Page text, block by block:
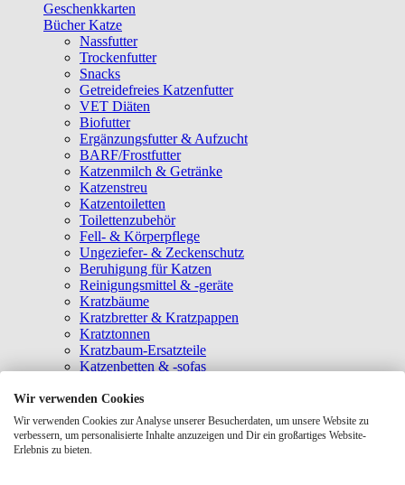
Geschenkkarten
Bücher Katze
Nassfutter
Trockenfutter
Snacks
Getreidefreies Katzenfutter
VET Diäten
Biofutter
Ergänzungsfutter & Aufzucht
BARF/Frostfutter
Katzenmilch & Getränke
Katzenstreu
Katzentoiletten
Toilettenzubehör
Fell- & Körperpflege
Ungeziefer- & Zeckenschutz
Beruhigung für Katzen
Reinigungsmittel & -geräte
Kratzbäume
Kratzbretter & Kratzpappen
Kratztonnen
Kratzbaum-Ersatzteile
Katzenbetten & -sofas
Katzenhäuser
Hängematten & Fensterliegeplätze
Katzendecken & -matten
Baldrian- & Catnipspielzeug
Wir verwenden Cookies
Wir verwenden Cookies zur Analyse unserer Besucherdaten, um unsere Website zu
verbessern, um personalisierte Inhalte anzuzeigen und Dir ein großartiges Website-
Erlebnis zu bieten.